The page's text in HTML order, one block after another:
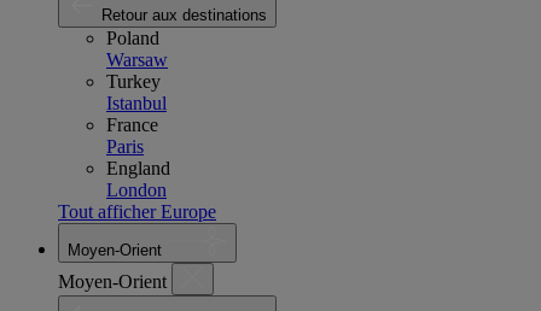
Retour aux destinations
Poland
Warsaw
Turkey
Istanbul
France
Paris
England
London
Tout afficher Europe
Moyen-Orient
Moyen-Orient